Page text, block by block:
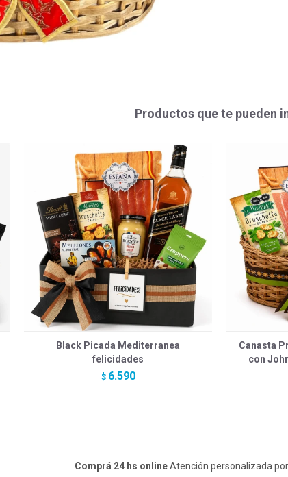
Productos que te pueden
Black Picada Mediterranea
felicidades
$ 6.590
Canasta
con
Comprá 24 hs onlineAtención personalizada